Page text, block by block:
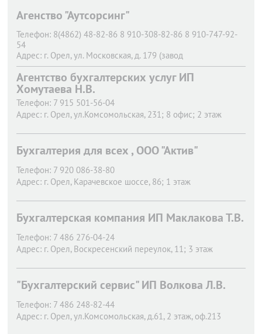
Агенство "Аутсорсинг"
Телефон: 8(4862) 48-82-86 8 910-308-82-86 8 910-747-92-
54
Адрес: г. Орел, ул. Московская, д. 179 (завод
ПРОМТЕХМОНТАЖ)
Агентство бухгалтерских услуг ИП
Хомутаева Н.В.
Телефон: 7 915 501-56-04
Адрес: г. Орел, ул.Комсомольская, 231; 8 офис; 2 этаж
Бухгалтерия для всех , ООО "Актив"
Телефон: 7 920 086-38-80
Адрес: г. Орел, Карачевское шоссе, 86; 1 этаж
Бухгалтерская компания ИП Маклакова Т.В.
Телефон: 7 486 276-04-24
Адрес: г. Орел, Воскресенский переулок, 11; 3 этаж
"Бухгалтерский сервис" ИП Волкова Л.В.
Телефон: 7 486 248-82-44
Адрес: г. Орел, ул.Комсомольская, д.61, 2 этаж, оф.213